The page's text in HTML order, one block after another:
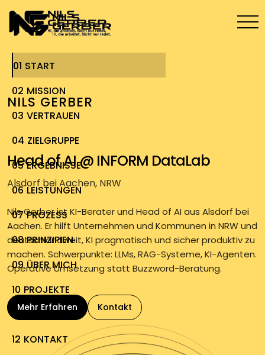
01 START
02 MISSION
03 VERTRAUEN
04 ZIELGRUPPE
05 ERGEBNISSE
06 LEISTUNGEN
07 PROZESS
08 PRINZIPIEN
09 ÜBER MICH
10 PROJEKTE
11 FAQ
12 KONTAKT
NILS GERBER
|
Head of AI @ INFORM DataLab
Alsdorf bei Aachen, NRW
Nils Gerber ist KI-Berater und Head of AI aus Alsdorf bei
Aachen. Er hilft Unternehmen und Kommunen in NRW und
deutschlandweit, KI pragmatisch und sicher produktiv zu
machen. Schwerpunkte: LLMs, RAG-Systeme, KI-Agenten.
Operative Umsetzung statt Buzzword-Beratung.
Mehr Erfahren Kontakt